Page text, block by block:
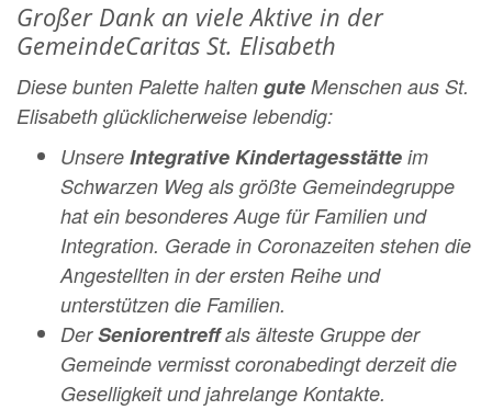
Großer Dank an viele Aktive in der
GemeindeCaritas St. Elisabeth
Diese bunten Palette halten gute Menschen aus St.
Elisabeth glücklicherweise lebendig:
Unsere Integrative Kindertagesstätte im
Schwarzen Weg als größte Gemeindegruppe
hat ein besonderes Auge für Familien und
Integration. Gerade in Coronazeiten stehen die
Angestellten in der ersten Reihe und
unterstützen die Familien.
DerSeniorentreffals älteste Gruppe der
Gemeinde vermisst coronabedingt derzeit die
Geselligkeit und jahrelange Kontakte.